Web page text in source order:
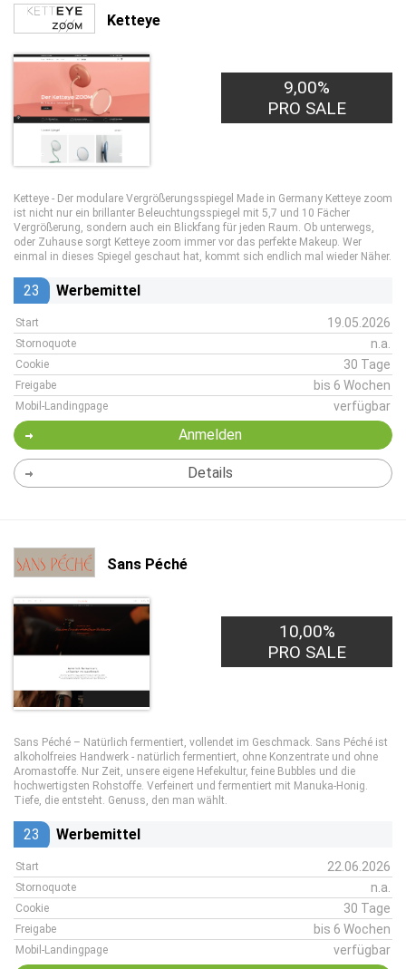
Ketteye
9,00%
PRO SALE
Ketteye - Der modulare Vergrößerungsspiegel Made in Germany Ketteye zoom
ist nicht nur ein brillanter Beleuchtungsspiegel mit 5,7 und 10 Fächer
Vergrößerung, sondern auch ein Blickfang für jeden Raum. Ob unterwegs,
oder Zuhause sorgt Ketteye zoom immer vor das perfekte Makeup. Wer
einmal in dieses Spiegel geschaut hat, kommt sich endlich mal wieder Näher.
23 Werbemittel
Start 19.05.2026
Stornoquote n.a.
Cookie 30 Tage
Freigabe bis 6 Wochen
Mobil-Landingpage verfügbar
Anmelden
Details
Sans Péché
10,00%
PRO SALE
Sans Péché – Natürlich fermentiert, vollendet im Geschmack. Sans Péché ist
alkoholfreies Handwerk - natürlich fermentiert, ohne Konzentrate und ohne
Aromastoffe. Nur Zeit, unsere eigene Hefekultur, feine Bubbles und die
hochwertigsten Rohstoffe. Verfeinert und fermentiert mit Manuka-Honig.
Tiefe, die entsteht. Genuss, den man wählt.
23 Werbemittel
Start 22.06.2026
Stornoquote n.a.
Cookie 30 Tage
Freigabe bis 6 Wochen
Mobil-Landingpage verfügbar